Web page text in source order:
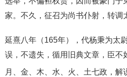
家。不久，征召为尚书仆射，转调
延熹八年（165年），代杨秉为太
误，不遗失，循用旧典文章，臣不
月、金、木、水、火、土七政，解